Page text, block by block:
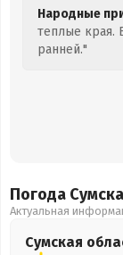
Народные
теплые края.
ранней."
Погода
Актуальная
Сумская